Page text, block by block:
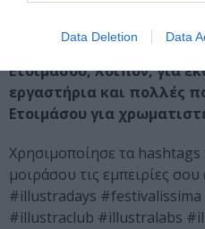
Data Deletion Data
υπογράψει τα αγαπημένα σου
Ετοιμάσου, λοιπόν, για
εργαστήρια και πολλές
Ετοιμάσου για
Χρησιμοποίησε τα hashtags
μοιράσου τις εμπειρίες
#illustradays
#illustraclub #illustralabs